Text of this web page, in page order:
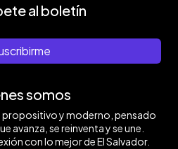
al boletín
somos
y moderno, pensado
avanza, se reinventa y se une.
con lo mejor de El Salvador.